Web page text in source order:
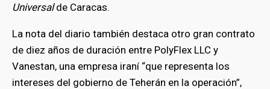
Universalde Caracas.
La nota del diario también destaca otro gran contrato
de diez años de duración entre PolyFlex LLC y
Vanestan, una empresa iraní “que representa los
intereses del gobierno de Teherán en la operación”,